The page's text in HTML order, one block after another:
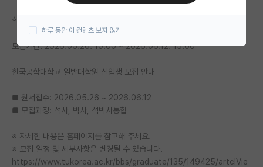
대학원 합격 후기 게시판
임용 정보 게시판
취업 게시판
학위: 석사,박사,석박사통합
모집기간: 2026.05.26. 10:00 ~ 2026.06.12. 15:00
한국공학대학교 일반대학원 신입생 모집 안내
■ 원서접수: 2026.05.26 ~ 2026.06.12
■ 모집과정: 석사, 박사, 석박사통합
※ 자세한 내용은 홈페이지를 참고해 주세요.
※ 모집 일정 및 세부사항은 변경될 수 있습니다.
https://www.tukorea.ac.kr/bbs/graduate/135/149425/artclVie
하루 동안 이 컨텐츠 보지 않기